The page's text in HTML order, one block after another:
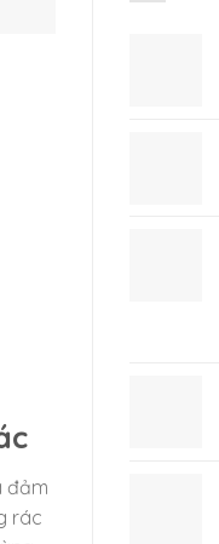
đảm
rác